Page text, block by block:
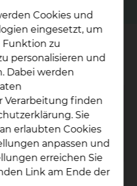
Mas­ri
38126 Braunschweig
Braunschweig
Cookies und
eingesetzt, um
zu
personalisieren und
Dabei werden
Verarbeitung finden
Sie
erlaubten Cookies
anpassen und
erreichen Sie
Link am Ende der